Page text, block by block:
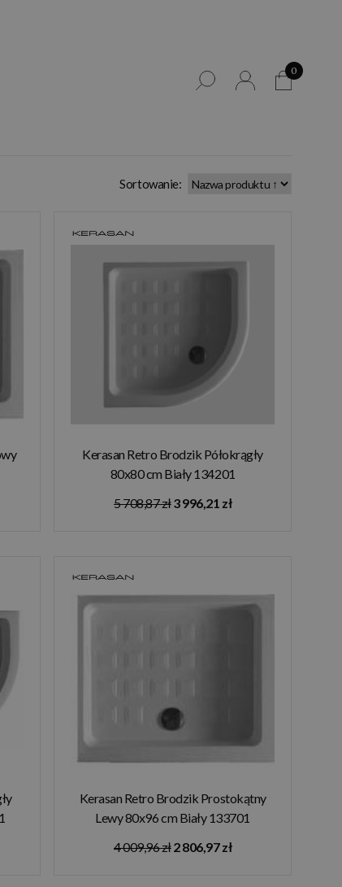
0
Sortowanie:
Kerasan Retro Brodzik Półokrągły
80x80 cm Biały 134201
5 708,87 zł3 996,21 zł
Kerasan Retro Brodzik Prostokątny
Lewy 80x96 cm Biały 133701
4 009,96 zł2 806,97 zł